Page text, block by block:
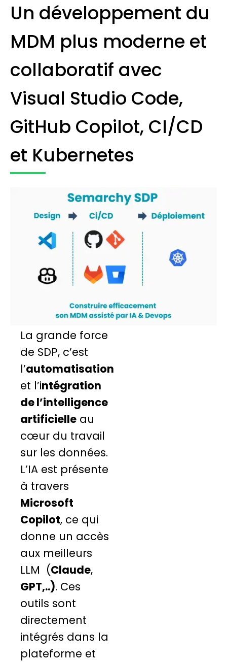
Un développement du
MDM plus moderne et
collaboratif avec
Visual Studio Code,
GitHub Copilot, CI/CD
et Kubernetes
La grande force
de SDP, c’est
l’automatisation
et l’intégration
de l’intelligence
artificielle au
cœur du travail
sur les données.
L’IA est présente
à travers
Microsoft
Copilot, ce qui
donne un accès
aux meilleurs
LLM (Claude,
GPT,..). Ces
outils sont
directement
intégrés dans la
plateforme et